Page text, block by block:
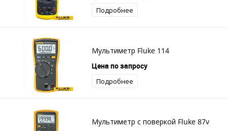
Подробнее
Мультиметр Fluke 114
Цена по запросу
Подробнее
Мультиметр с поверкой Fluke 87v